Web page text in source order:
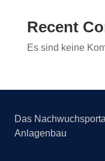
Recent
Es sind keine
Das
Anlagenbau